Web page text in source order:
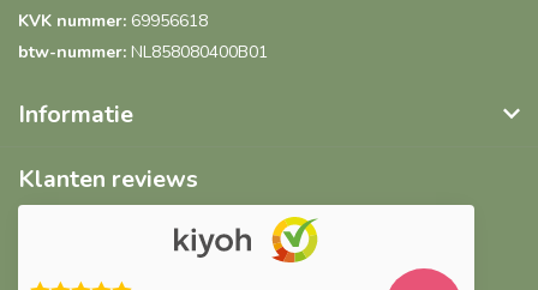
KVK nummer: 69956618
btw-nummer: NL858080400B01
Informatie
Klanten reviews